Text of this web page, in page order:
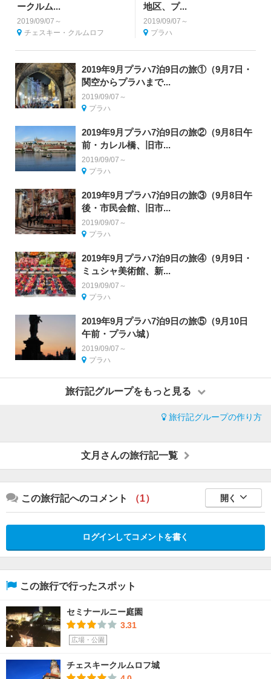
ークルム...
2019/09/07～
チェスキー・クルムロフ
地区、プ...
2019/09/07～
プラハ
2019年9月プラハ7泊9日の旅①（9月7日・
関空からプラハまで...
2019/09/07～
プラハ
2019年9月プラハ7泊9日の旅②（9月8日午
前・カレル橋、旧市...
2019/09/07～
プラハ
2019年9月プラハ7泊9日の旅③（9月8日午
後・市民会館、旧市...
2019/09/07～
プラハ
2019年9月プラハ7泊9日の旅④（9月9日・
ミュシャ美術館、新...
2019/09/07～
プラハ
2019年9月プラハ7泊9日の旅⑤（9月10日
午前・プラハ城）
2019/09/07～
プラハ
旅行記グループをもっと見る
旅行記グループの作り方
文月さんの旅行記一覧
この旅行記へのコメント （1） 開く
ログインしてコメントを書く
この旅行で行ったスポット
セミナールニー庭園
3.31
広場・公園
チェスキークルムロフ城